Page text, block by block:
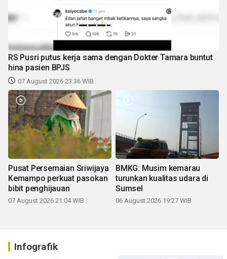
RS Pusri putus kerja sama dengan Dokter Tamara buntut
hina pasien BPJS
07 August 2026 23:36 WIB
Pusat Persemaian Sriwijaya
Kemampo perkuat pasokan
bibit penghijauan
07 August 2026 21:04 WIB
BMKG: Musim kemarau
turunkan kualitas udara di
Sumsel
06 August 2026 19:27 WIB
Infografik